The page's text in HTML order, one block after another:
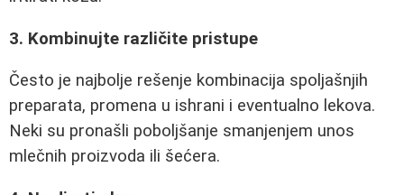
3. Kombinujte različite pristupe
Često je najbolje rešenje kombinacija spoljašnjih
preparata, promena u ishrani i eventualno lekova.
Neki su pronašli poboljšanje smanjenjem unos
mlečnih proizvoda ili šećera.